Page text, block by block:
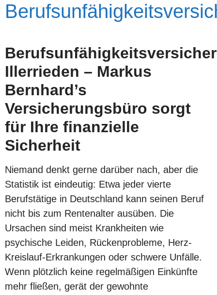
Illerrieden – Markus
Bernhard’s
Versicherungsbüro sorgt
für Ihre finanzielle
Sicherheit
Niemand denkt gerne darüber nach, aber die
Statistik ist eindeutig: Etwa jeder vierte
Berufstätige in Deutschland kann seinen Beruf
nicht bis zum Rentenalter ausüben. Die
Ursachen sind meist Krankheiten wie
psychische Leiden, Rückenprobleme, Herz-
Kreislauf-Erkrankungen oder schwere Unfälle.
Wenn plötzlich keine regelmäßigen Einkünfte
mehr fließen, gerät der gewohnte